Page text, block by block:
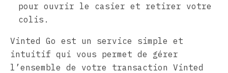
pour ouvrir le casier et retirer votre
colis.
Vinted Go est un service simple et
intuitif qui vous permet de gérer
l’ensemble de votre transaction Vinted